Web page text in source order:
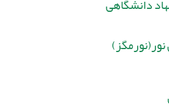
دانشگاهی